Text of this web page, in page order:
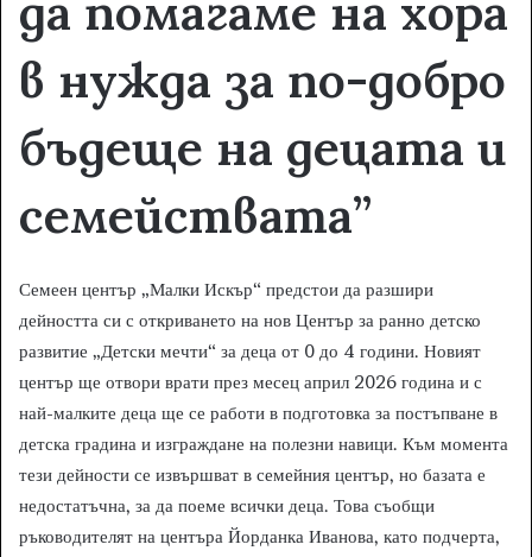
да помагаме на хора
в нужда за по-добро
бъдеще на децата и
семействата”
Семеен център „Малки Искър“ предстои да разшири
дейността си с откриването на нов Център за ранно детско
развитие „Детски мечти“ за деца от 0 до 4 години. Новият
център ще отвори врати през месец април 2026 година и с
най-малките деца ще се работи в подготовка за постъпване в
детска градина и изграждане на полезни навици. Към момента
тези дейности се извършват в семейния център, но базата е
недостатъчна, за да поеме всички деца. Това съобщи
ръководителят на центъра Йорданка Иванова, като подчерта,